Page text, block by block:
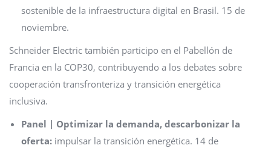
sostenible de la infraestructura digital en Brasil. 15 de
noviembre.
Schneider Electric también participo en el Pabellón de
Francia en la COP30, contribuyendo a los debates sobre
cooperación transfronteriza y transición energética
inclusiva.
Panel | Optimizar la demanda, descarbonizar la
oferta: impulsar la transición energética. 14 de